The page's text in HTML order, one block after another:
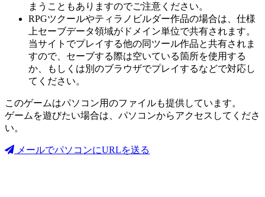
まうこともありますのでご注意ください。
RPGツクールやティラノビルダー作品の場合は、仕様
上セーブデータ領域がドメイン単位で共有されます。
当サイトでプレイする他の同ツール作品と共有されま
すので、セーブする際は空いている箇所を使用する
か、もしくは別のブラウザでプレイするなどで対応し
てください。
このゲームはパソコン用のファイルも提供しています。
ゲームを遊びたい場合は、パソコンからアクセスしてくださ
い。
メールでパソコンにURLを送る